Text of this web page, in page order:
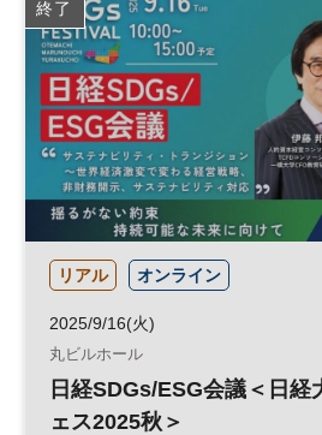
GX カーボンゼロ
ESG 参加無料
終了
リアル オンライン
2025/9/16(火)
丸ビルホール
日経SDGs/ESG会議＜日経
ェス2025秋＞